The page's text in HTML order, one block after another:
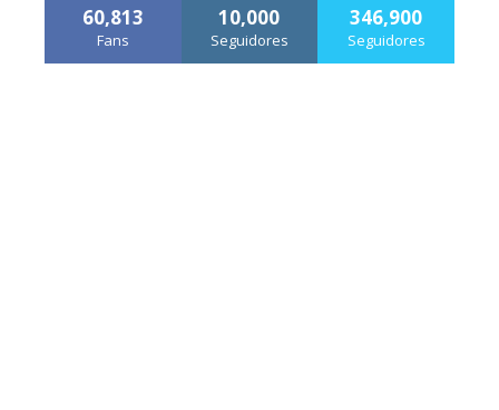
60,813
Fans
10,000
Seguidores
346,900
Seguidores